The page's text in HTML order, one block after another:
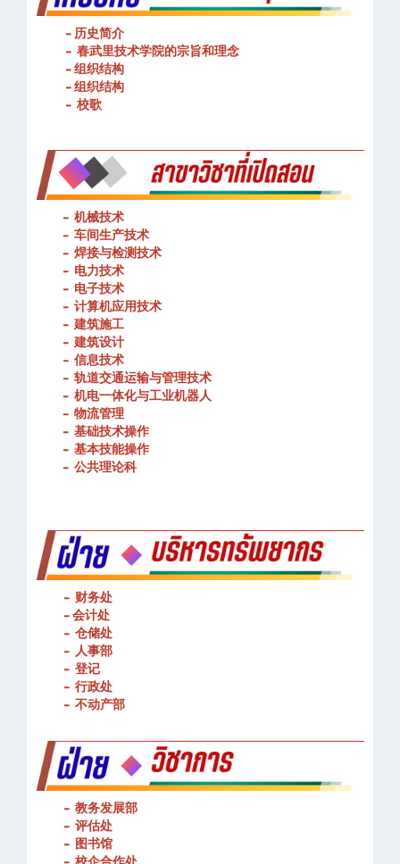
- 历史简介
- 春武里技术学院的宗旨和理念
- 组织结构
- 组织结构
- 校歌
- 机械技术
- 车间生产技术
- 焊接与检测技术
- 电力技术
- 电子技术
- 计算机应用技术
-建筑施工
-建筑设计
- 信息技术
- 轨道交通运输与管理技术
- 机电一体化与工业机器人
- 物流管理
- 基础技术操作
- 基本技能操作
- 公共理论科
- 财务处
-会计处
- 仓储处
- 人事部
- 登记
- 行政处
- 不动产部
- 教务发展部
- 评估处
- 图书馆